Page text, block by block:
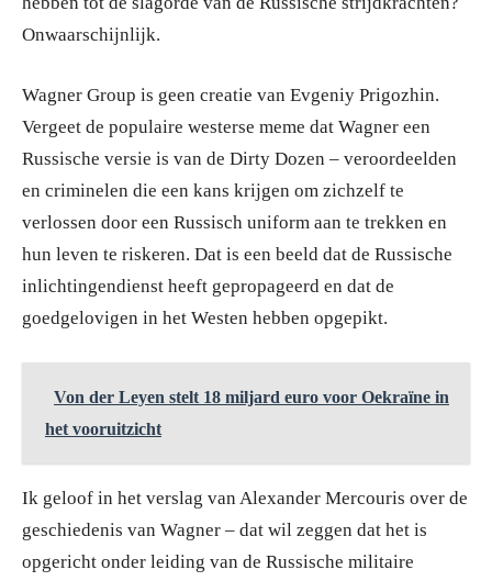
Onwaarschijnlijk.
Wagner Group is geen creatie van Evgeniy Prigozhin.
Vergeet de populaire westerse meme dat Wagner een
Russische versie is van de Dirty Dozen – veroordeelden
en criminelen die een kans krijgen om zichzelf te
verlossen door een Russisch uniform aan te trekken en
hun leven te riskeren. Dat is een beeld dat de Russische
inlichtingendienst heeft gepropageerd en dat de
goedgelovigen in het Westen hebben opgepikt.
Von der Leyen stelt 18 miljard euro voor Oekraïne in
het vooruitzicht
Ik geloof in het verslag van Alexander Mercouris over de
geschiedenis van Wagner – dat wil zeggen dat het is
opgericht onder leiding van de Russische militaire